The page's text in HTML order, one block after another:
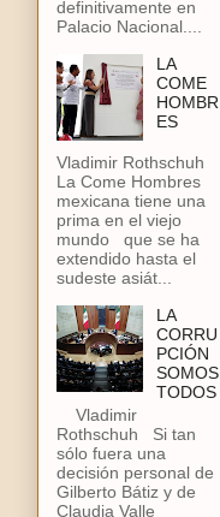
definitivamente en
Palacio Nacional....
LA
COME
HOMBR
ES
Vladimir Rothschuh
La Come Hombres
mexicana tiene una
prima en el viejo
mundo que se ha
extendido hasta el
sudeste asiát...
LA
CORRU
PCIÓN
SOMOS
TODOS
Vladimir
Rothschuh Si tan
sólo fuera una
decisión personal de
Gilberto Bátiz y de
Claudia Valle